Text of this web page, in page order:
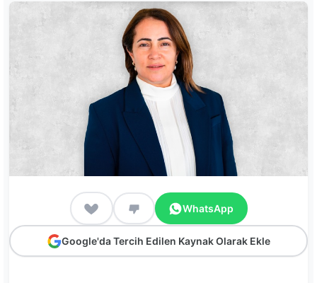
WhatsApp
Google'da Tercih Edilen Kaynak Olarak Ekle